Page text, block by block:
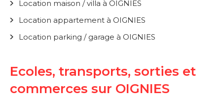
Location maison / villa à OIGNIES
Location appartement à OIGNIES
Location parking / garage à OIGNIES
Ecoles, transports, sorties et
commerces sur OIGNIES